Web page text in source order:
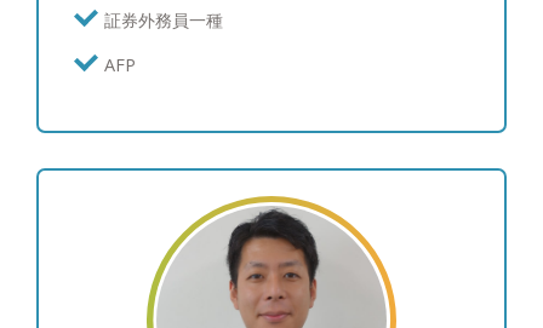
証券外務員一種
AFP